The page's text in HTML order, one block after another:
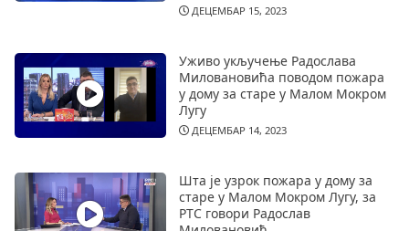
ДЕЦЕМБАР 15, 2023
Уживо укључење Радослава
Миловановића поводом пожара
у дому за старе у Малом Мокром
Лугу
ДЕЦЕМБАР 14, 2023
Шта је узрок пожара у дому за
старе у Малом Мокром Лугу, за
РТС говори Радослав